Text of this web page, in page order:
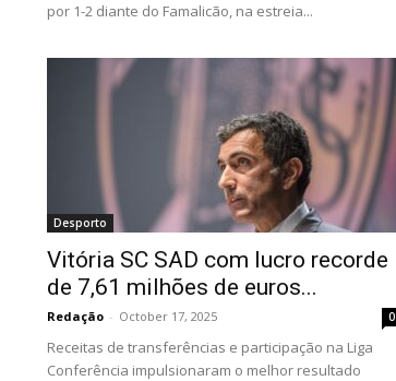
por 1-2 diante do Famalicão, na estreia...
Desporto
Vitória SC SAD com lucro recorde
de 7,61 milhões de euros...
Redação - October 17, 2025 0
Receitas de transferências e participação na Liga
Conferência impulsionaram o melhor resultado